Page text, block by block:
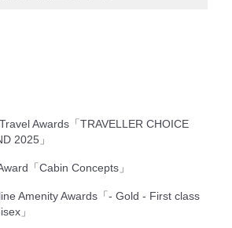
Awards「TRAVELLER CHOICE
2025」
「Cabin Concepts」
Amenity Awards「- Gold - First class
」